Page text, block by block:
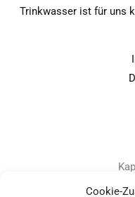
Cookie-
Trinkwasser ist für uns
D-